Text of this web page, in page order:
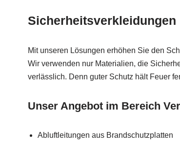
Mit unseren Lösungen erhöhen Sie den
Wir verwenden nur Materialien, die
verlässlich. Denn guter Schutz hält Feuer
Unser Angebot im Bereich
Abluftleitungen aus Brandschutzplatten